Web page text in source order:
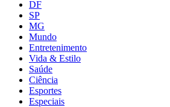
DF
SP
MG
Mundo
Entretenimento
Vida & Estilo
Saúde
Ciência
Esportes
Especiais